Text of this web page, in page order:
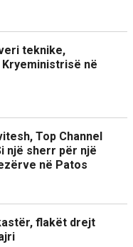
teknike,
në
Top Channel
një sherr për një
në Patos
flakët drejt